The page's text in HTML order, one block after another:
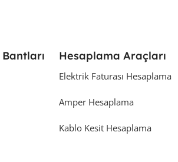
Hesaplama Araçları
Elektrik Faturası Hesaplama
Amper Hesaplama
Kablo Kesit Hesaplama